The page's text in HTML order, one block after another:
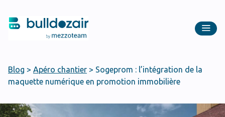
Blog > Apéro chantier > Sogeprom : l’intégration de la
maquette numérique en promotion immobilière